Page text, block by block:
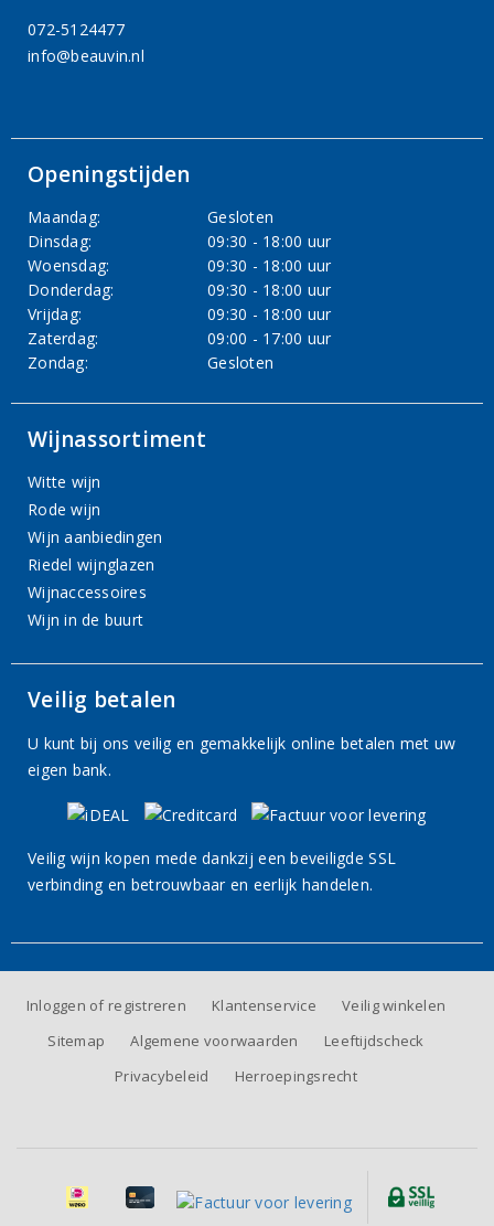
072-5124477
info@beauvin.nl
Openingstijden
Maandag:
Gesloten
Dinsdag:
09:30 - 18:00 uur
Woensdag:
09:30 - 18:00 uur
Donderdag:
09:30 - 18:00 uur
Vrijdag:
09:30 - 18:00 uur
Zaterdag:
09:00 - 17:00 uur
Zondag:
Gesloten
Wijnassortiment
Witte wijn
Rode wijn
Wijn aanbiedingen
Riedel wijnglazen
Wijnaccessoires
Wijn in de buurt
Veilig betalen
U kunt bij ons veilig en gemakkelijk online betalen met uw
eigen bank.
Veilig wijn kopen mede dankzij een beveiligde SSL
verbinding en betrouwbaar en eerlijk handelen.
Inloggen of registreren Klantenservice
Veilig winkelen
Sitemap
Algemene voorwaarden
Leeftijdscheck
Privacybeleid
Herroepingsrecht